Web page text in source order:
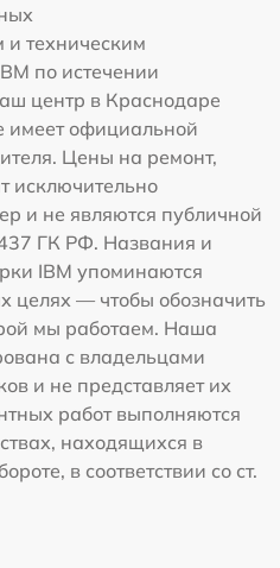
техническим
по истечении
центр в Краснодаре
имеет официальной
Цены на ремонт,
исключительно
и не являются публичной
ГК РФ. Названия и
IBM упоминаются
целях — чтобы обозначить
мы работаем. Наша
с владельцами
и не представляет их
работ выполняются
находящихся в
в соответствии со ст.